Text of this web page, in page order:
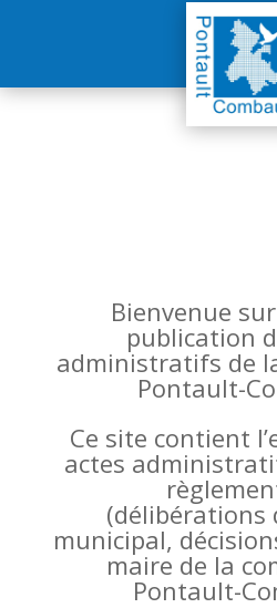
Bienvenue
publication
administratifs de
Pontault-
Ce site contient
actes
(délibérations
municipal,
maire de la
Pontault-